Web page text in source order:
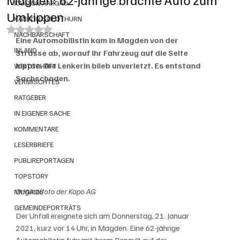
KANTON AARGAU
KANTON SOLOTHURN
NACHBARSCHAFT
INLAND
WIRTSCHAFT
VERMISCHTES
RATGEBER
IN EIGENER SACHE
KOMMENTARE
LESERBRIEFE
PUBLIREPORTAGEN
TOPSTORY
MUGA'26
GEMEINDEPORTRÄTS
Umkippen
Mit NaN von 5 Sternen bewertet.
Eine Automobilistin kam in Magden von der
Strasse ab, worauf ihr Fahrzeug auf die Seite
kippte. Die Lenkerin blieb unverletzt. Es entstand
Sachschaden.
Originalfoto der Kapo AG
Der Unfall ereignete sich am Donnerstag, 21. Januar
2021, kurz vor 14 Uhr, in Magden. Eine 62-jährige